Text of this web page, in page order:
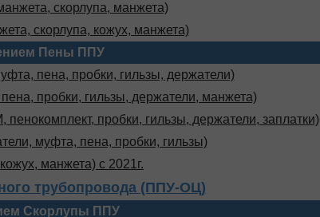
скорлупа, манжета)
скорлупа, кожух, манжета)
Пены ППУ
пена, пробки, гильзы, держатели)
пробки, гильзы, держатели, манжета)
пробки, гильзы, держатели, заплатки)
муфта, пена, пробки, гильзы)
манжета) с 2021г.
трубопровода (ППУ-ОЦ)
Скорлупы ППУ